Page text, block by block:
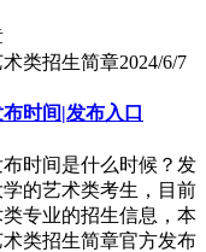
类招生简章2024/6/7
时间|发布入口
时间是什么时候？发
的艺术类考生，目前
专业的招生信息，本
类招生简章官方发布